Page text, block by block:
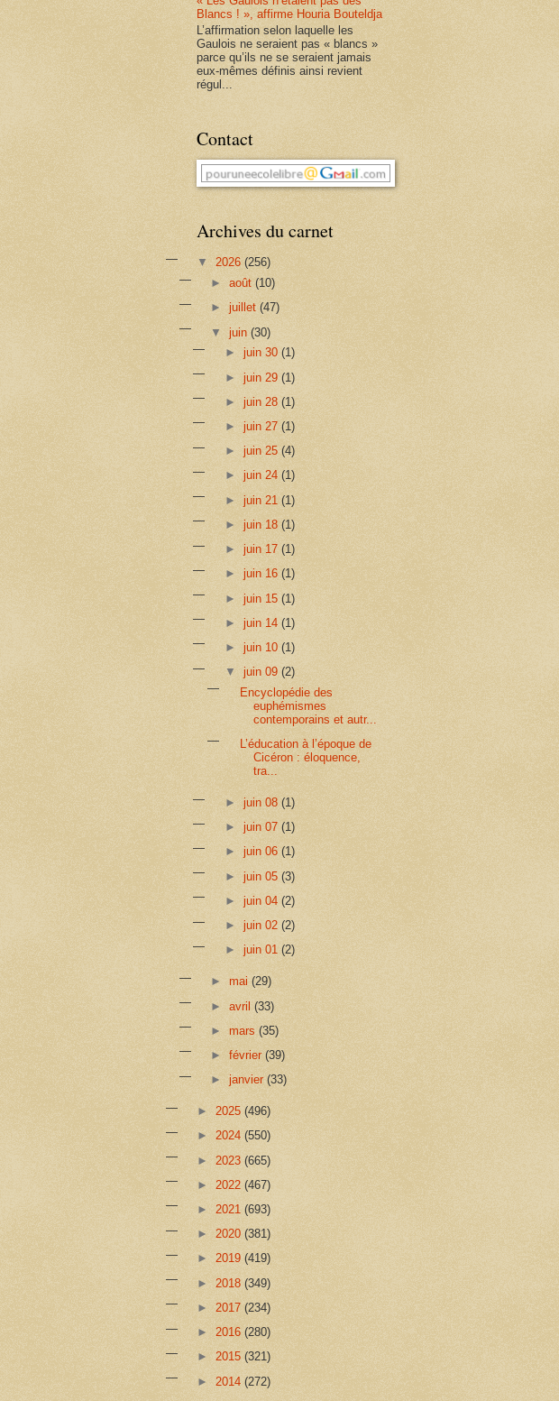
Blancs ! », affirme Houria Bouteldja
L’affirmation selon laquelle les
Gaulois ne seraient pas « blancs »
parce qu’ils ne se seraient jamais
eux-mêmes définis ainsi revient
régul...
Contact
Archives du carnet
▼ 2026 (256)
►août(10)
► juillet(47)
▼juin(30)
► juin 30 (1)
► juin 29 (1)
► juin 28 (1)
► juin 27 (1)
► juin 25 (4)
► juin 24 (1)
► juin 21 (1)
► juin 18 (1)
► juin 17 (1)
► juin 16 (1)
► juin 15 (1)
► juin 14 (1)
► juin 10 (1)
▼ juin 09 (2)
Encyclopédie des
euphémismes
contemporains et autr...
L’éducation à l’époque de
Cicéron : éloquence,
tra...
► juin 08 (1)
► juin 07 (1)
► juin 06 (1)
► juin 05 (3)
► juin 04 (2)
► juin 02 (2)
► juin 01 (2)
► mai(29)
►avril(33)
►mars(35)
►février(39)
►janvier(33)
► 2025 (496)
► 2024 (550)
► 2023 (665)
► 2022 (467)
► 2021 (693)
► 2020 (381)
► 2019 (419)
► 2018 (349)
► 2017 (234)
► 2016 (280)
► 2015 (321)
► 2014 (272)